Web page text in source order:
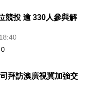
競投 逾 330人參與解
0
拜訪澳廣視冀加強交